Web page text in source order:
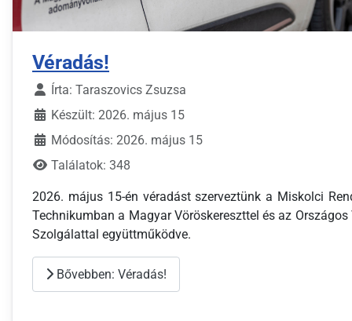
Véradás!
Írta: Taraszovics Zsuzsa
Készült: 2026. május 15
Módosítás: 2026. május 15
Találatok: 348
2026. május 15-én véradást szerveztünk a Miskolci
Technikumban a Magyar Vöröskereszttel és az Országos
Szolgálattal együttműködve.
Bővebben: Véradás!